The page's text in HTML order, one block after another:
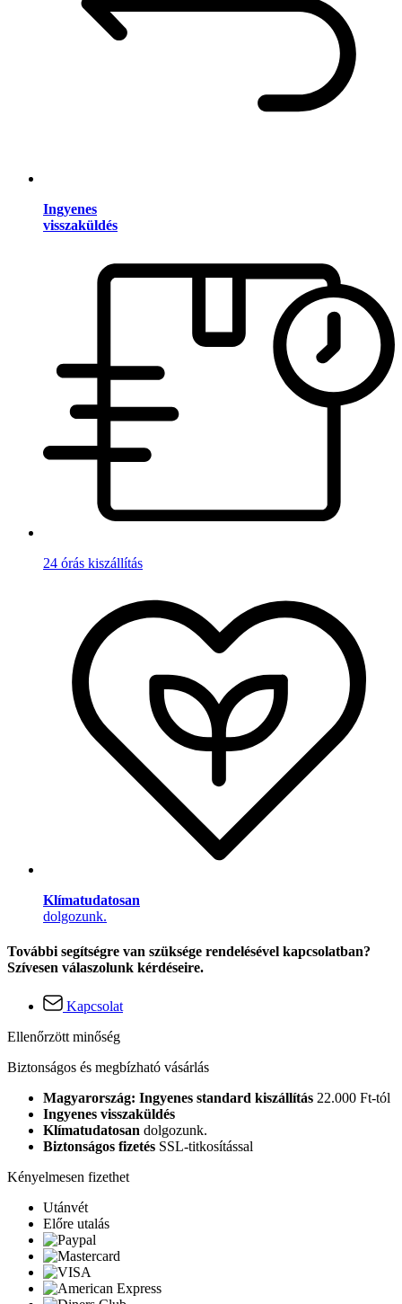
Ingyenes
visszaküldés
24 órás kiszállítás
Klímatudatosan
dolgozunk.
További segítségre van szüksége rendelésével kapcsolatban?
Szívesen válaszolunk kérdéseire.
Kapcsolat
Ellenőrzött minőség
Biztonságos és megbízható vásárlás
Magyarország: Ingyenes standard kiszállítás 22.000 Ft-tól
Ingyenes visszaküldés
Klímatudatosan dolgozunk.
Biztonságos fizetés SSL-titkosítással
Kényelmesen fizethet
Utánvét
Előre utalás